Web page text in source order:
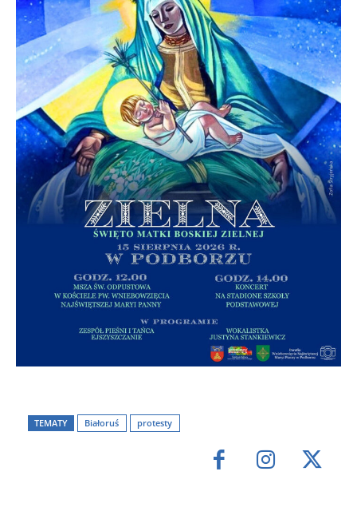
TEMATY Białoruś protesty